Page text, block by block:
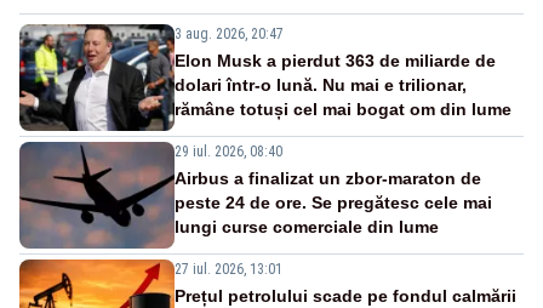
3 aug. 2026, 20:47
Elon Musk a pierdut 363 de miliarde de
dolari într-o lună. Nu mai e trilionar,
rămâne totuși cel mai bogat om din lume
29 iul. 2026, 08:40
Airbus a finalizat un zbor-maraton de
peste 24 de ore. Se pregătesc cele mai
lungi curse comerciale din lume
27 iul. 2026, 13:01
Prețul petrolului scade pe fondul calmării